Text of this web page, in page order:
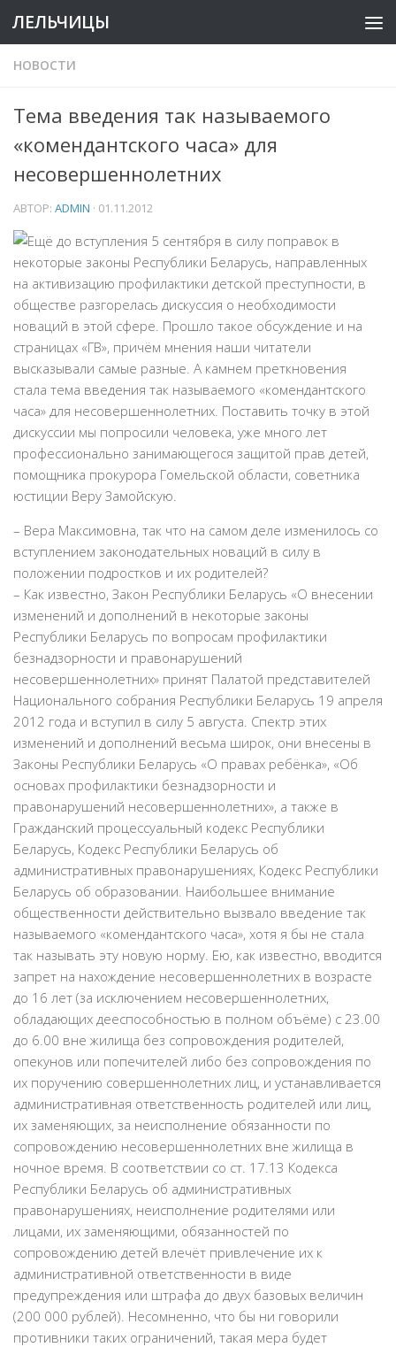
ЛЕЛЬЧИЦЫ
НОВОСТИ
Тема введения так называемого
«комендантского часа» для
несовершеннолетних
АВТОР: ADMIN · 01.11.2012
Ещё до вступления 5 сентября в силу поправок в
некоторые законы Республики Беларусь, направленных
на активизацию профилактики детской преступности, в
обществе разгорелась дискуссия о необходимости
новаций в этой сфере. Прошло такое обсуждение и на
страницах «ГВ», причём мнения наши читатели
высказывали самые разные. А камнем преткновения
стала тема введения так называемого «комендантского
часа» для несовершеннолетних. Поставить точку в этой
дискуссии мы попросили человека, уже много лет
профессионально занимающегося защитой прав детей,
помощника прокурора Гомельской области, советника
юстиции Веру Замойскую.
– Вера Максимовна, так что на самом деле изменилось со
вступлением законодательных новаций в силу в
положении подростков и их родителей?
– Как известно, Закон Республики Беларусь «О внесении
изменений и дополнений в некоторые законы
Республики Беларусь по вопросам профилактики
безнадзорности и правонарушений
несовершеннолетних» принят Палатой представителей
Национального собрания Республики Беларусь 19 апреля
2012 года и вступил в силу 5 августа. Спектр этих
изменений и дополнений весьма широк, они внесены в
Законы Республики Беларусь «О правах ребёнка», «Об
основах профилактики безнадзорности и
правонарушений несовершеннолетних», а также в
Гражданский процессуальный кодекс Республики
Беларусь, Кодекс Республики Беларусь об
административных правонарушениях, Кодекс Республики
Беларусь об образовании. Наибольшее внимание
общественности действительно вызвало введение так
называемого «комендантского часа», хотя я бы не стала
так называть эту новую норму. Ею, как известно, вводится
запрет на нахождение несовершеннолетних в возрасте
до 16 лет (за исключением несовершеннолетних,
обладающих дееспособностью в полном объёме) с 23.00
до 6.00 вне жилища без сопровождения родителей,
опекунов или попечителей либо без сопровождения по
их поручению совершеннолетних лиц, и устанавливается
административная ответственность родителей или лиц,
их заменяющих, за неисполнение обязанности по
сопровождению несовершеннолетних вне жилища в
ночное время. В соответствии со ст. 17.13 Кодекса
Республики Беларусь об административных
правонарушениях, неисполнение родителями или
лицами, их заменяющими, обязанностей по
сопровождению детей влечёт привлечение их к
административной ответственности в виде
предупреждения или штрафа до двух базовых величин
(200 000 рублей). Несомненно, что бы ни говорили
противники таких ограничений, такая мера будет